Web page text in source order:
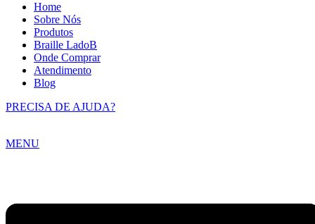
Home
Sobre Nós
Produtos
Braille LadoB
Onde Comprar
Atendimento
Blog
PRECISA DE AJUDA?
MENU